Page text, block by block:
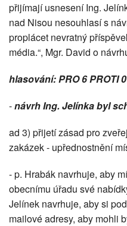
přijímají usnesení Ing.
nad Nisou nesouhlasí s
proplácet nevratný
média.“, Mgr. David o
hlasování: PRO 6 PROTI
-návrh Ing. Jelínka byl
ad 3) přijetí zásad pro
zakázek - upřednostnění
- p. Hrabák navrhuje, aby
obecnímu úřadu své
Jelínek navrhuje, aby si
mailové adresy, aby mohli